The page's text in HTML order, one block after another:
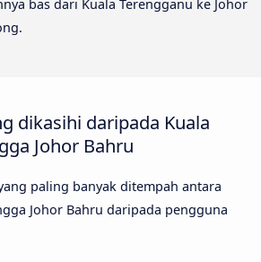
bas dari Kuala Terengganu ke Johor
dikasihi daripada Kuala
Johor Bahru
paling banyak ditempah antara
Johor Bahru daripada pengguna